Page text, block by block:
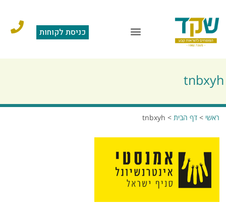
כניסת לקוחות
tnbxyh
ראשי >דף הבית >
tnbxyh